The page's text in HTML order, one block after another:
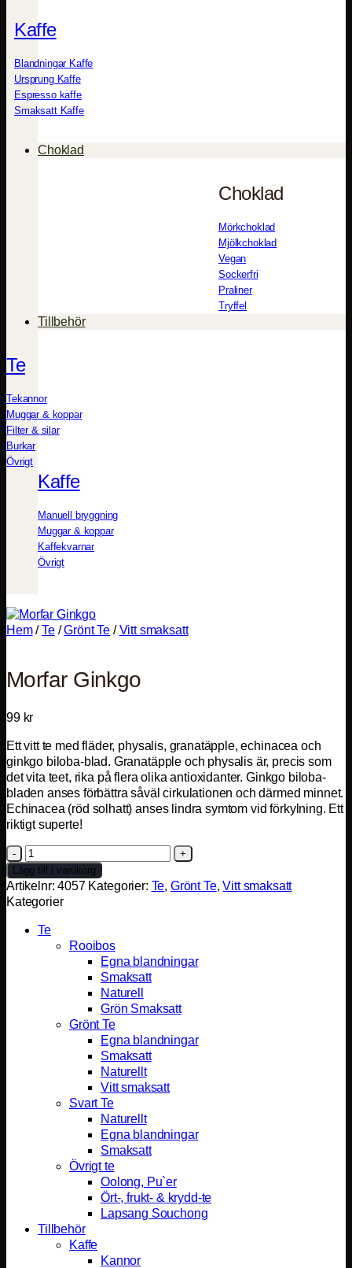
Kaffe
Blandningar Kaffe
Ursprung Kaffe
Espresso kaffe
Smaksatt Kaffe
Choklad
Choklad
Mörkchoklad
Mjölkchoklad
Vegan
Sockerfri
Praliner
Tryffel
Tillbehör
Te
Tekannor
Muggar & koppar
Filter & silar
Burkar
Övrigt
Kaffe
Manuell bryggning
Muggar & koppar
Kaffekvarnar
Övrigt
Hem / Te / Grönt Te / Vitt smaksatt
Morfar Ginkgo
99 kr
Ett vitt te med fläder, physalis, granatäpple, echinacea och
ginkgo biloba-blad. Granatäpple och physalis är, precis som
det vita teet, rika på flera olika antioxidanter. Ginkgo biloba-
bladen anses förbättra såväl cirkulationen och därmed minnet.
Echinacea (röd solhatt) anses lindra symtom vid förkylning. Ett
riktigt superte!
Morfar
Ginkgo
mängd
Lägg till i varukorg
Artikelnr:4057 Kategorier: Te, Grönt Te,Vitt smaksatt
Kategorier
Te
Rooibos
Egna blandningar
Smaksatt
Naturell
Grön Smaksatt
Grönt Te
Egna blandningar
Smaksatt
Naturellt
Vitt smaksatt
Svart Te
Naturellt
Egna blandningar
Smaksatt
Övrigt te
Oolong, Pu`er
Ört-, frukt- & krydd-te
Lapsang Souchong
Tillbehör
Kaffe
Kannor